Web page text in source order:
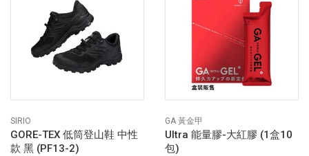
SIRIO
GORE-TEX 低筒登山鞋 中性
款 黑 (PF13-2)
GA 黃金甲
Ultra 能量膠-大紅膠 (1盒10
包)